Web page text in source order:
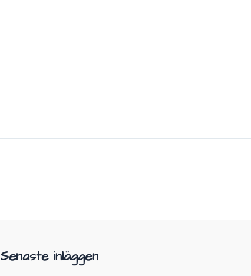
Senaste inläggen